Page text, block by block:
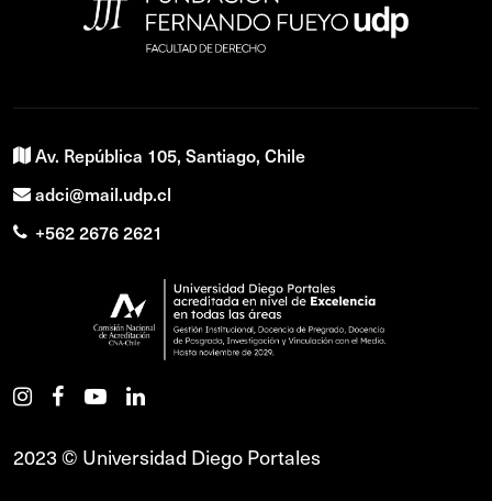
Av. República 105, Santiago, Chile
adci@mail.udp.cl
+562 2676 2621
2023 © Universidad Diego Portales